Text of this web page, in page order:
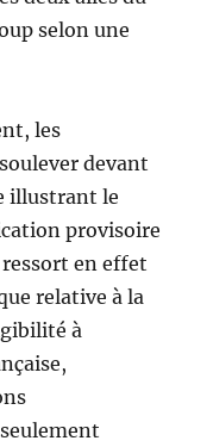
selon une
les
devant
illustrant le
provisoire
en effet
relative à la
à